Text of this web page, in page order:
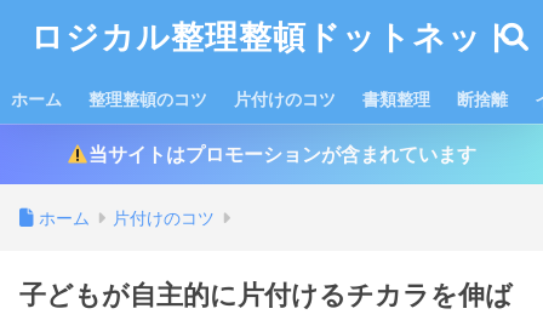
ロジカル整理整頓ドットネット
ホーム 整理整頓のコツ 片付けのコツ 書類整理 断捨離
当サイトはプロモーションが含まれています
ホーム 片付けのコツ
子どもが自主的に片付けるチカラを伸ば